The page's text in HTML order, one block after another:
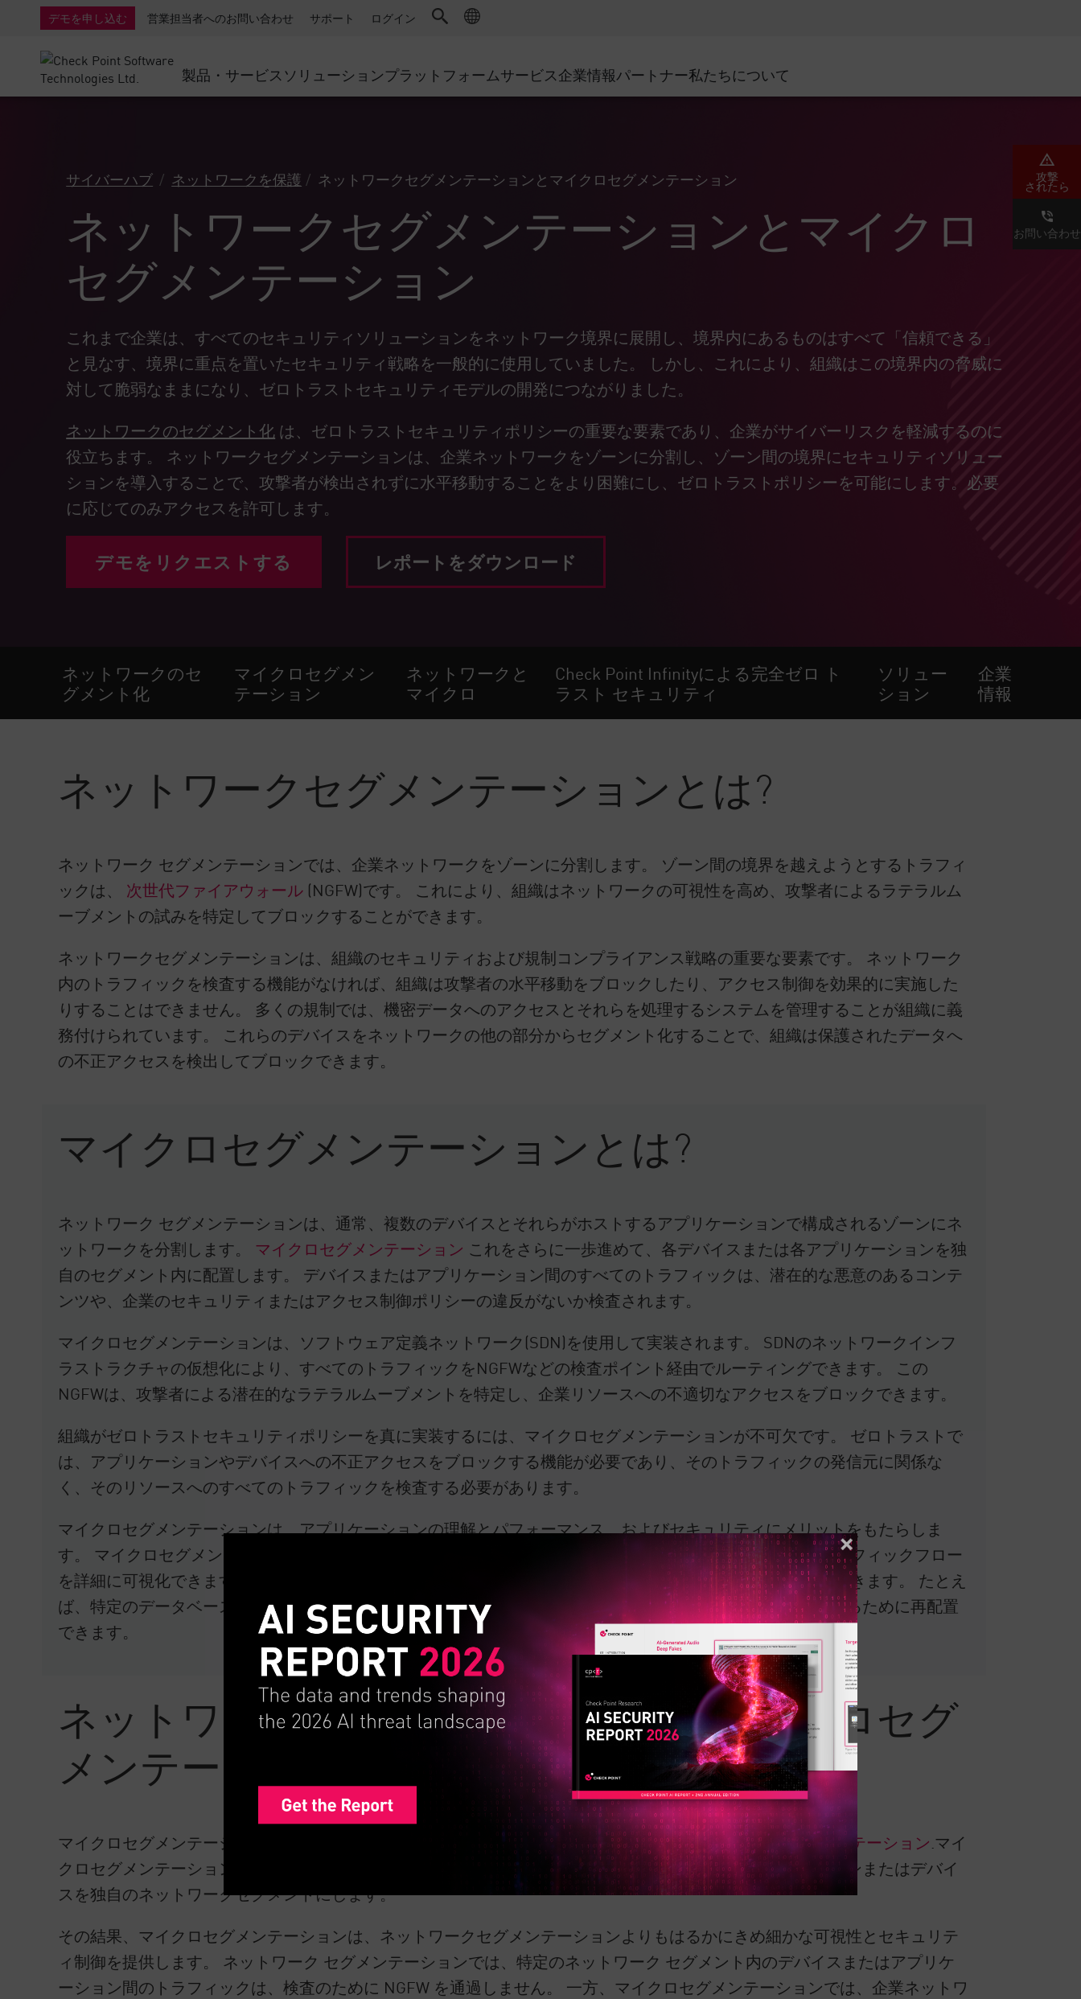
製品・サービス
SMB向けファイアウォール
産業用ファイアウォール
SD-WAN
リモート アクセスVPN
Agentic Network Security Orchestration
セキュリティ管理アプライアンス
AIを活用したセキュリティ管理
SASE
ワークスペース
モバイル
エンドポイント
ブラウズ
SaaS
エクスポージャー管理
脅威インテリジェンス
Exposure Prioritization
Workforce AI Security
AI Red Teaming
製品を見る（A-Z）
ソリューション
AI Network Firewall
AI Runtime Protection
ランサムウェア対策
IoTセキュリティソリューション
Secure Access Service Edge
脅威ハンティング
業界別ソリューション
地方自治体
通信事業者/サービス プロバイダ
プラットフォームサービス
検出
応答
サービスとしてのマネージドファイアウォール
サポート・センター
アドボカシーマネジメントサービス
Proサポート
企業情報イベント&ウェビナー
パートナー
Google Cloud Platform私たちについて
デモを申し込む
営業担当者へのお問い合わせ サポート ログイン
サイバーハブ ネットワークを保護 ネットワークセグメンテーションとマイクロセグメンテーション
ネットワークセグメンテーションとマイクロ
セグメンテーション
これまで企業は、すべてのセキュリティソリューションをネットワーク境界に展開し、境界内にあるものはすべて「信頼できる」
と見なす、境界に重点を置いたセキュリティ戦略を一般的に使用していました。 しかし、これにより、組織はこの境界内の脅威に
対して脆弱なままになり、ゼロトラストセキュリティモデルの開発につながりました。
ネットワークのセグメント化 は、ゼロトラストセキュリティポリシーの重要な要素であり、企業がサイバーリスクを軽減するのに
役立ちます。 ネットワークセグメンテーションは、企業ネットワークをゾーンに分割し、ゾーン間の境界にセキュリティソリュー
ションを導入することで、攻撃者が検出されずに水平移動することをより困難にし、ゼロトラストポリシーを可能にします。必要
に応じてのみアクセスを許可します。
デモをリクエストする レポートをダウンロード
ネットワークのセ
グメント化
マイクロセグメン
テーション
ネットワークと
マイクロ
Check Point Infinityによる完全ゼロ ト
ラスト セキュリティ
ソリュー
ション
企業
情報
ネットワークセグメンテーションとは?
ネットワーク セグメンテーションでは、企業ネットワークをゾーンに分割します。 ゾーン間の境界を越えようとするトラフィ
ックは、 次世代ファイアウォール (NGFW)です。 これにより、組織はネットワークの可視性を高め、攻撃者によるラテラルム
ーブメントの試みを特定してブロックすることができます。
ネットワークセグメンテーションは、組織のセキュリティおよび規制コンプライアンス戦略の重要な要素です。 ネットワーク
内のトラフィックを検査する機能がなければ、組織は攻撃者の水平移動をブロックしたり、アクセス制御を効果的に実施した
りすることはできません。 多くの規制では、機密データへのアクセスとそれらを処理するシステムを管理することが組織に義
務付けられています。 これらのデバイスをネットワークの他の部分からセグメント化することで、組織は保護されたデータへ
の不正アクセスを検出してブロックできます。
マイクロセグメンテーションとは?
ネットワーク セグメンテーションは、通常、複数のデバイスとそれらがホストするアプリケーションで構成されるゾーンにネ
ットワークを分割します。 マイクロセグメンテーション これをさらに一歩進めて、各デバイスまたは各アプリケーションを独
自のセグメント内に配置します。 デバイスまたはアプリケーション間のすべてのトラフィックは、潜在的な悪意のあるコンテ
ンツや、企業のセキュリティまたはアクセス制御ポリシーの違反がないか検査されます。
マイクロセグメンテーションは、ソフトウェア定義ネットワーク(SDN)を使用して実装されます。 SDNのネットワークインフ
ラストラクチャの仮想化により、すべてのトラフィックをNGFWなどの検査ポイント経由でルーティングできます。 この
NGFWは、攻撃者による潜在的なラテラルムーブメントを特定し、企業リソースへの不適切なアクセスをブロックできます。
組織がゼロトラストセキュリティポリシーを真に実装するには、マイクロセグメンテーションが不可欠です。 ゼロトラストで
は、アプリケーションやデバイスへの不正アクセスをブロックする機能が必要であり、そのトラフィックの発信元に関係な
く、そのリソースへのすべてのトラフィックを検査する必要があります。
マイクロセグメンテーションは、アプリケーションの理解とパフォーマンス、およびセキュリティにメリットをもたらしま
す。 マイクロセグメンテーションにより、組織はアプリケーションの使用方法と企業ネットワーク全体のトラフィックフロー
を詳細に可視化できます。 この可視性は、企業アプリケーションのパフォーマンスを向上させるために使用できます。 たとえ
ば、特定のデータベースからデータを要求するアプリケーションを、これらの要求の待機時間を最小限に抑えるために再配置
できます。
ネットワークセグメンテーションとマイクロセグ
メンテーション
マイクロセグメンテーションは、ネットワークセグメンテーションのより詳細な形式であり、マクロセグメンテーション .マイ
クロセグメンテーションは、ネットワークを複数の大きなセグメントに分割する代わりに、各アプリケーションまたはデバイ
スを独自のネットワークセグメントにします。
その結果、マイクロセグメンテーションは、ネットワークセグメンテーションよりもはるかにきめ細かな可視性とセキュリテ
ィ制御を提供します。 ネットワーク セグメンテーションでは、特定のネットワーク セグメント内のデバイスまたはアプリケ
ーション間のトラフィックは、検査のために NGFW を通過しません。 一方、マイクロセグメンテーションでは、企業ネットワ
攻撃
されたら
お問い合わせ